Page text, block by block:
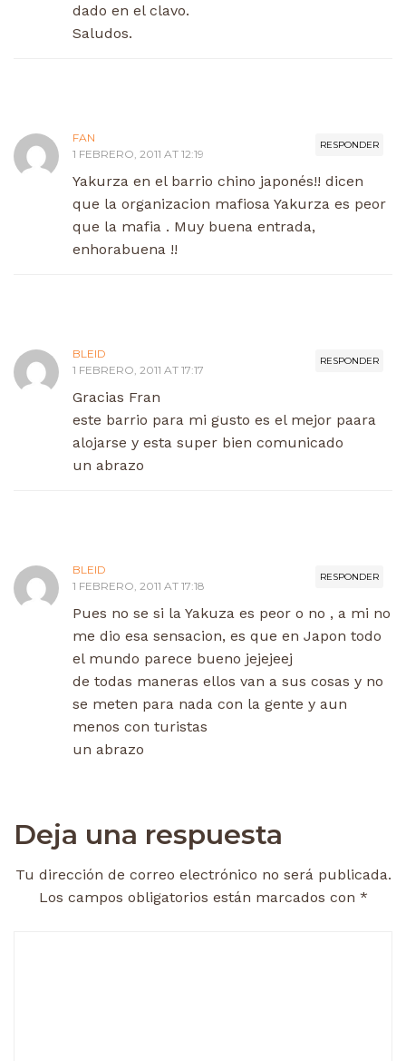
dado en el clavo.
Saludos.
RESPONDER
FAN
1 FEBRERO, 2011 AT 12:19
Yakurza en el barrio chino japonés!! dicen
que la organizacion mafiosa Yakurza es peor
que la mafia . Muy buena entrada,
enhorabuena !!
RESPONDER
BLEID
1 FEBRERO, 2011 AT 17:17
Gracias Fran
este barrio para mi gusto es el mejor paara
alojarse y esta super bien comunicado
un abrazo
RESPONDER
BLEID
1 FEBRERO, 2011 AT 17:18
Pues no se si la Yakuza es peor o no , a mi no
me dio esa sensacion, es que en Japon todo
el mundo parece bueno jejejeej
de todas maneras ellos van a sus cosas y no
se meten para nada con la gente y aun
menos con turistas
un abrazo
Deja una respuesta
Tu dirección de correo electrónico no será publicada.
Los campos obligatorios están marcados con *